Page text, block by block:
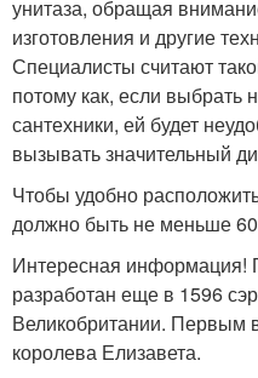
унитаза, обращая
изготовления и другие
Специалисты считают
потому как, если
сантехники, ей будет
вызывать значительный
Чтобы удобно
должно быть не меньше
Интересная информация!
разработан еще в 1596
Великобритании. Первым
королева Елизавета.